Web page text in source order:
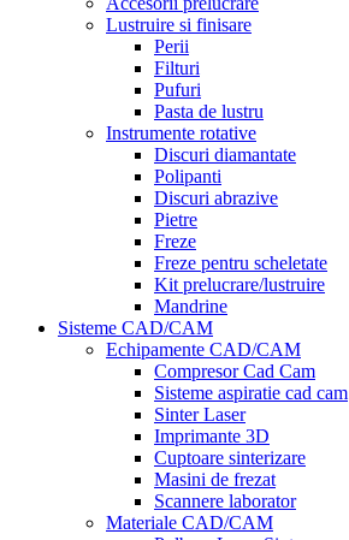
Lustruire si finisare
Perii
Filturi
Pufuri
Pasta de lustru
Instrumente rotative
Discuri diamantate
Polipanti
Discuri abrazive
Pietre
Freze
Freze pentru scheletate
Kit prelucrare/lustruire
Mandrine
Sisteme CAD/CAM
Echipamente CAD/CAM
Compresor Cad Cam
Sisteme aspiratie cad cam
Sinter Laser
Imprimante 3D
Cuptoare sinterizare
Masini de frezat
Scannere laborator
Materiale CAD/CAM